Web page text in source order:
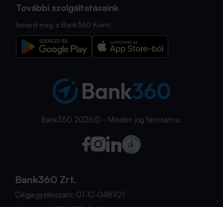
További szolgáltatásaink
Ismerd meg a Bank360 Koint!
Bank360 2026Ⓒ - Minden jog fenntartva.
Bank360 Zrt.
Cégjegyzékszám: 01-10-048921